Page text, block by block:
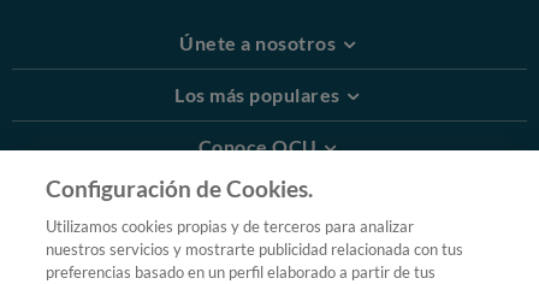
Únete a nosotros
Los más populares
Conoce OCU
Más Información
© 2026 OCU
Configuración de Cookies.
Utilizamos cookies propias y de terceros para analizar
nuestros servicios y mostrarte publicidad relacionada con tus
preferencias basado en un perfil elaborado a partir de tus